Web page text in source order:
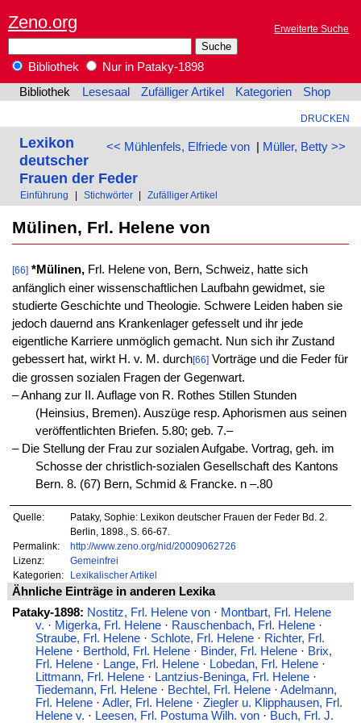
Zeno.org Erweiterte Suche
Bibliothek
Nur in Pataky-1898
Bibliothek
Lesesaal Zufälliger Artikel Kategorien Shop
DRUCKEN
<< Mühlenfels, Elfriede von| Müller, Betty >>
Lexikon
deutscher
Frauen der Feder
Einführung Stichwörter Zufälliger Artikel
Mülinen, Frl. Helene von
[66] *Mülinen,Frl. Helene von, Bern, Schweiz, hatte sich
anfänglich einer wissenschaftlichen Laufbahn gewidmet, sie
studierte Geschichte und Theologie. Schwere Leiden haben sie
jedoch dauernd ans Krankenlager gefesselt und ihr jede
eigentliche Karriere unmöglich gemacht. Nun sich ihr Zustand
gebessert hat, wirkt H. v. M. durch[66]Vorträge und die Feder für
die grossen sozialen Fragen der Gegenwart.
‒ Anhang zur II. Auflage von R. Rothes Stillen Stunden
(Heinsius, Bremen). Auszüge resp. Aphorismen aus seinen
veröffentlichten Briefen. 5.80; geb. 7.–
‒ Die Stellung der Frau zur sozialen Aufgabe. Vortrag, geh. im
Schosse der christlich-sozialen Gesellschaft des Kantons
Bern. 8. (67) Bern, Schmid & Francke. n –.80
Quelle:
Pataky, Sophie: Lexikon deutscher Frauen der Feder Bd. 2.
Berlin, 1898., S. 66-67.
Permalink:
http://www.zeno.org/nid/20009062726
Lizenz:
Gemeinfrei
Kategorien:
Lexikalischer Artikel
Ähnliche Einträge in anderen Lexika
Pataky-1898: Nostitz, Frl. Helene von· Montbart, Frl. Helene
v. · Migerka, Frl. Helene· Rauschenbach, Frl. Helene·
Straube, Frl. Helene· Schlote, Frl. Helene· Richter, Frl.
Helene· Berthold, Frl. Helene· Binder, Frl. Helene· Brix,
Frl. Helene· Lange, Frl. Helene· Lobedan, Frl. Helene·
Littmann, Frl. Helene· Lantzius-Beninga, Frl. Helene·
Tiedemann, Frl. Helene· Bechtel, Frl. Helene· Adelmann,
Frl. Helene· Adler, Frl. Helene· Ziegler u. Klipphausen, Frl.
Helene v. · Leesen, Frl. Postuma Wilh. von· Buch, Frl. J.